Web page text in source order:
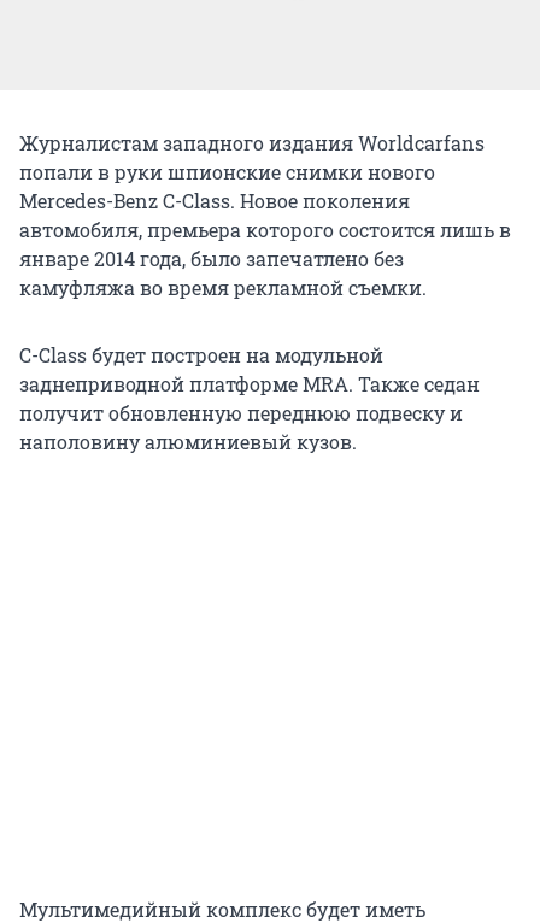
Журналистам западного издания Worldcarfans
попали в руки шпионские снимки нового
Mercedes-Benz C-Class. Новое поколения
автомобиля, премьера которого состоится лишь в
январе 2014 года, было запечатлено без
камуфляжа во время рекламной съемки.
C-Class будет построен на модульной
заднеприводной платформе MRA. Также седан
получит обновленную переднюю подвеску и
наполовину алюминиевый кузов.
Мультимедийный комплекс будет иметь